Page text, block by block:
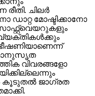
ചിലര്‍
ഡാറ്റ മോഷ്ടിക്കാനോ
വിവരങ്ങളോ
ജാഗ്രത